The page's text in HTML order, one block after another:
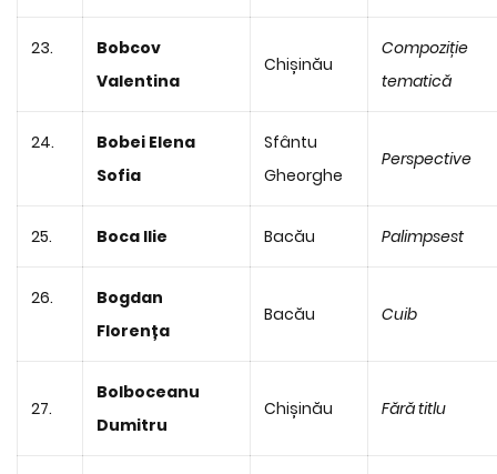
23.
Bobcov
Valentina
Chișinău
Compoziție
tematică
24.
Bobei Elena
Sofia
Sfântu
Gheorghe
Perspective
25. Boca Ilie Bacău Palimpsest
26.
Bogdan
Florența
Bacău Cuib
27.
Bolboceanu
Dumitru
Chișinău Fără titlu